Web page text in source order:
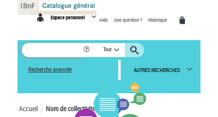
Espace personnel Aide Une question ? Historique
Tout
Recherche avancée AUTRES RECHERCHES
Accueil Nom de collectivité
Panneau de gestion des cookies